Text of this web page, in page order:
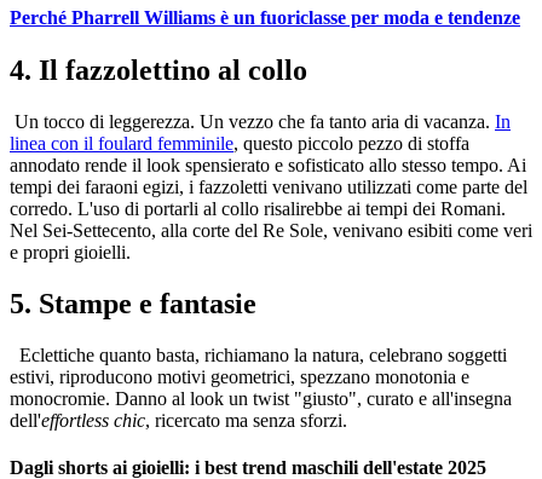
Perché Pharrell Williams è un fuoriclasse per moda e tendenze
4. Il fazzolettino al collo
Un tocco di leggerezza. Un vezzo che fa tanto aria di vacanza. In
linea con il foulard femminile, questo piccolo pezzo di stoffa
annodato rende il look spensierato e sofisticato allo stesso tempo. Ai
tempi dei faraoni egizi, i fazzoletti venivano utilizzati come parte del
corredo. L'uso di portarli al collo risalirebbe ai tempi dei Romani.
Nel Sei-Settecento, alla corte del Re Sole, venivano esibiti come veri
e propri gioielli.
5. Stampe e fantasie
Eclettiche quanto basta, richiamano la natura, celebrano soggetti
estivi, riproducono motivi geometrici, spezzano monotonia e
monocromie. Danno al look un twist "giusto", curato e all'insegna
dell'effortless chic, ricercato ma senza sforzi.
Dagli shorts ai gioielli: i best trend maschili dell'estate 2025